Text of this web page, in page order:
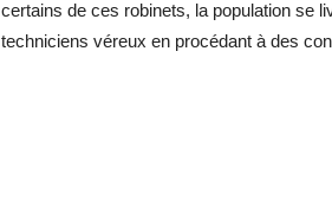
certains de ces robinets, la population se
techniciens véreux en procédant à des